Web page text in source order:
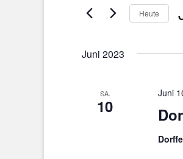
Ansichten,
nach
Veranstaltungen
Heute
Juni 2023
SA.
10
Juni